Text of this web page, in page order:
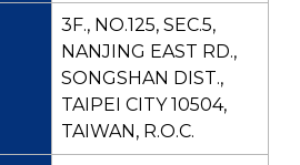
3F., NO.125, SEC.5,
NANJING EAST RD.,
SONGSHAN DIST.,
TAIPEI CITY 10504,
TAIWAN, R.O.C.